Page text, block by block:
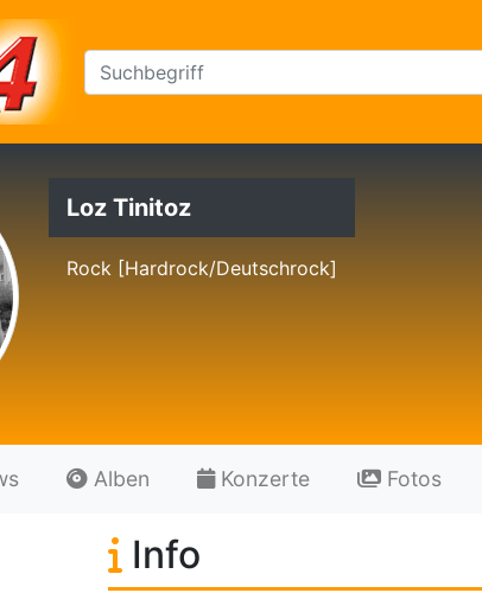
Loz Tinitoz
Rock [Hardrock/Deutschrock]
Alben Konzerte Fotos
Info